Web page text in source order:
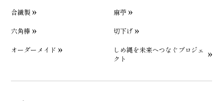
合繊製
麻苧
六角棒
切下げ
オーダーメイド
しめ縄を未来へつなぐプロジェ
クト